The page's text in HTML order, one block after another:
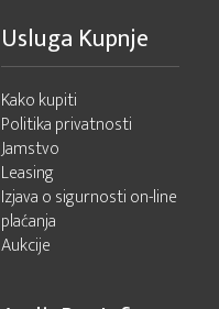
Usluga Kupnje
Kako kupiti
Politika privatnosti
Jamstvo
Leasing
Izjava o sigurnosti on-line
plaćanja
Aukcije